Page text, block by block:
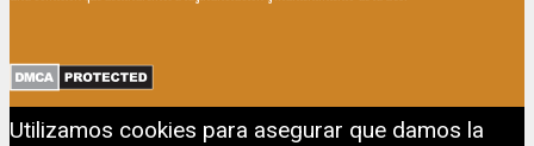
Utilizamos cookies para asegurar que damos la